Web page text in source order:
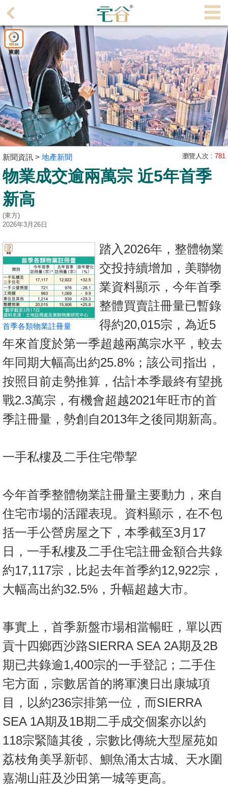
理
主
頁
搵
樓/
成
交
業
主
放
盤
宅
谷
揭
地
產
博
客
產
新
聞
數
據
公
手
冊
關
我
們
新聞資訊 > 地產新聞 瀏覽人次 : 781
物業成交逾兩萬宗 近5年首季
新高
(東方)
2026年3月26日
首季各類物業註冊量
踏入2026年，整體物業
交投持續增加，美聯物
業資料顯示，今年首季
整體買賣註冊量已暫錄
得約20,015宗，為近5
年來首度於第一季超越兩萬宗水平，較去
年同期大幅高出約25.8%；該公司指出，
按照目前走勢推算，估計本季最終有望挑
戰2.3萬宗，有機會超越2021年旺市的首
季註冊量，勢創自2013年之後同期新高。
一手私樓及二手住宅帶挈
今年首季整體物業註冊量主要動力，來自
住宅市場的活躍表現。資料顯示，在不包
括一手公營房屋之下，本季截至3月17
日，一手私樓及二手住宅註冊金額合共錄
約17,117宗，比起去年首季約12,922宗，
大幅高出約32.5%，升幅超越大市。
事實上，首季新盤市場相當暢旺，單以西
貢十四鄉西沙路SIERRA SEA 2A期及2B
期已共錄逾1,400宗的一手登記；二手住
宅方面，宗數居首的將軍澳日出康城項
目，以約236宗排第一位，而SIERRA
SEA 1A期及1B期二手成交個案亦以約
118宗緊隨其後，宗數比傳統大型屋苑如
荔枝角美孚新邨、鰂魚涌太古城、天水圍
嘉湖山莊及沙田第一城等更高。